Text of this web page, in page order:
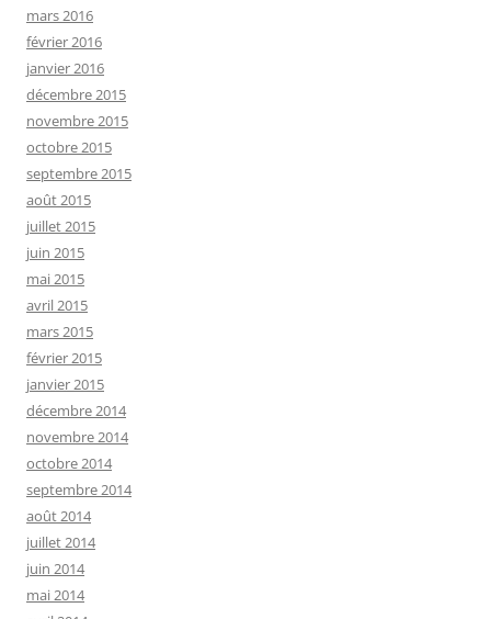
mars 2016
février 2016
janvier 2016
décembre 2015
novembre 2015
octobre 2015
septembre 2015
août 2015
juillet 2015
juin 2015
mai 2015
avril 2015
mars 2015
février 2015
janvier 2015
décembre 2014
novembre 2014
octobre 2014
septembre 2014
août 2014
juillet 2014
juin 2014
mai 2014